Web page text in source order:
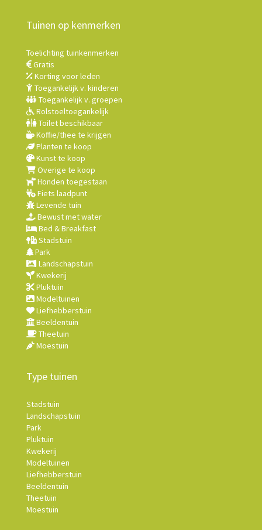
Tuinen op kenmerken
Toelichting tuinkenmerken
Gratis
Korting voor leden
Toegankelijk v. kinderen
Toegankelijk v. groepen
Rolstoeltoegankelijk
Toilet beschikbaar
Koffie/thee te krijgen
Planten te koop
Kunst te koop
Overige te koop
Honden toegestaan
Fiets laadpunt
Levende tuin
Bewust met water
Bed & Breakfast
Stadstuin
Park
Landschapstuin
Kwekerij
Pluktuin
Modeltuinen
Liefhebberstuin
Beeldentuin
Theetuin
Moestuin
Type tuinen
Stadstuin
Landschapstuin
Park
Pluktuin
Kwekerij
Modeltuinen
Liefhebberstuin
Beeldentuin
Theetuin
Moestuin